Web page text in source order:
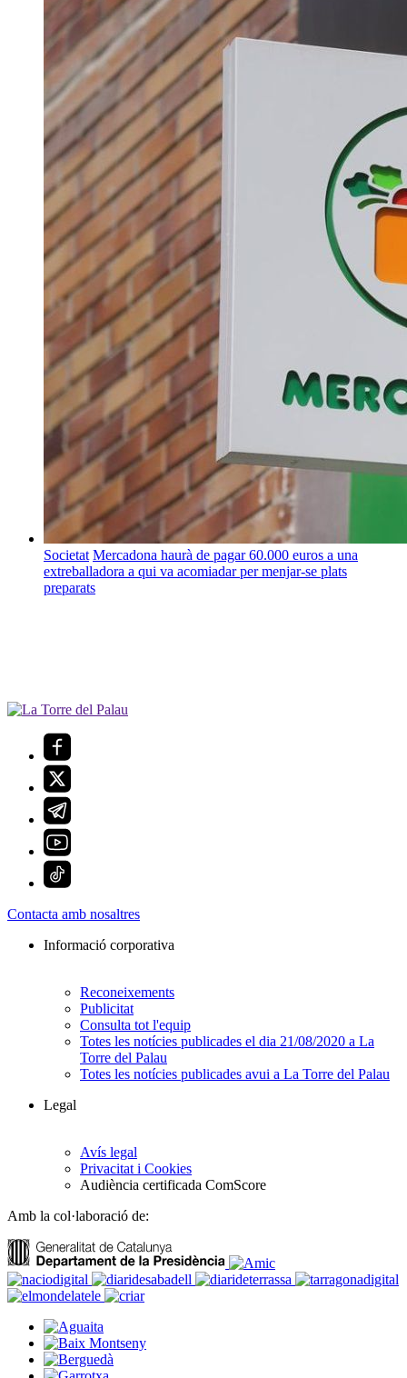
Societat Mercadona haurà de pagar 60.000 euros a una
extreballadora a qui va acomiadar per menjar-se plats
preparats
Contacta amb nosaltres
Informació corporativa
Reconeixements
Publicitat
Consulta tot l'equip
Totes les notícies publicades el dia 21/08/2020 a La
Torre del Palau
Totes les notícies publicades avui a La Torre del Palau
Legal
Avís legal
Privacitat i Cookies
Audiència certificada ComScore
Amb la col·laboració de: